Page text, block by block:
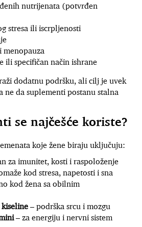
nutrijenata (potvrđen
stresa ili iscrpljenosti
menopauza
ili specifičan način ishrane
dodatnu podršku, ali cilj je uvek
ne da suplementi postanu stalna
se najčešće koriste?
koje žene biraju uključuju:
za imunitet, kosti i raspoloženje
kod stresa, napetosti i sna
kod žena sa obilnim
kiseline– podrška srcu i mozgu
– za energiju i nervni sistem